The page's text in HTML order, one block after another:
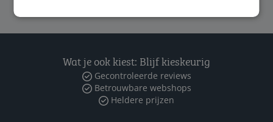
Wat je ook kiest: Blijf kieskeurig
Gecontroleerde reviews
Betrouwbare webshops
Heldere prijzen